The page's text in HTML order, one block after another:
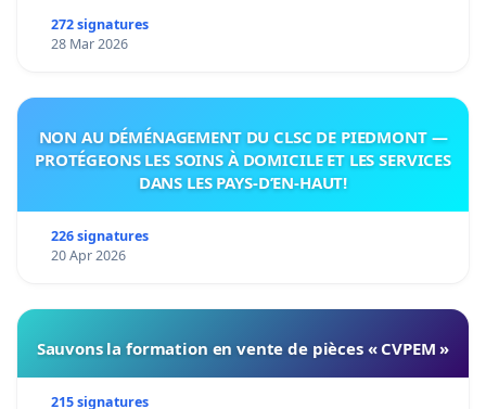
272 signatures
28 Mar 2026
NON AU DÉMÉNAGEMENT DU CLSC DE PIEDMONT —
PROTÉGEONS LES SOINS À DOMICILE ET LES SERVICES
DANS LES PAYS-D’EN-HAUT!
226 signatures
20 Apr 2026
Sauvons la formation en vente de pièces « CVPEM »
215 signatures